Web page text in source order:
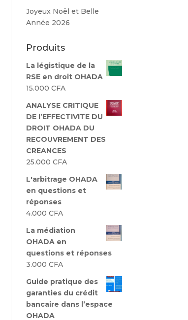
Joyeux Noël et Belle
Année 2026
Produits
La légistique de la
RSE en droit OHADA
15.000CFA
ANALYSE CRITIQUE
DE l’EFFECTIVITE DU
DROIT OHADA DU
RECOUVREMENT DES
CREANCES
25.000CFA
L'arbitrage OHADA
en questions et
réponses
4.000CFA
La médiation
OHADA en
questions et réponses
3.000CFA
Guide pratique des
garanties du crédit
bancaire dans l’espace
OHADA